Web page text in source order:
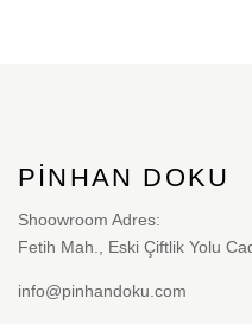
ürün
sayfasından
seçilebilir
PINHAN DOKU
Shoowroom Adres:
Fetih Mah., Eski Çiftlik Yolu
info@pinhandoku.com